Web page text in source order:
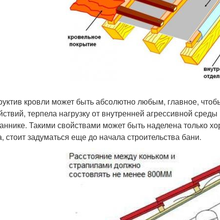
кровли может быть абсолютно любым, главное,
терпела нагрузку от внутренней агрессивной
Такими свойствами может быть наделена только
стоит задуматься еще до начала строительства бани.